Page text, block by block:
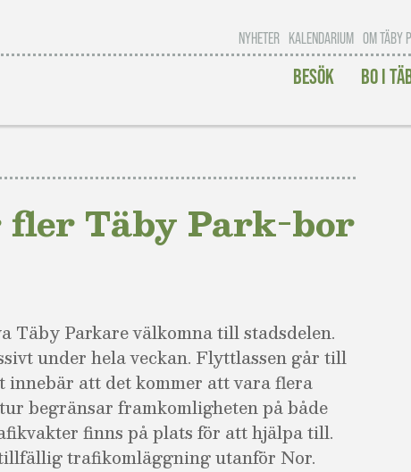
NYHETER KALENDARIUM OM TÄBY
BESÖK BO I
Täby Park-bor
Täby Parkare välkomna till stadsdelen.
under hela veckan. Flyttlassen går till
att det kommer att vara flera
begränsar framkomligheten på både
finns på plats för att hjälpa till.
trafikomläggning utanför Nor.